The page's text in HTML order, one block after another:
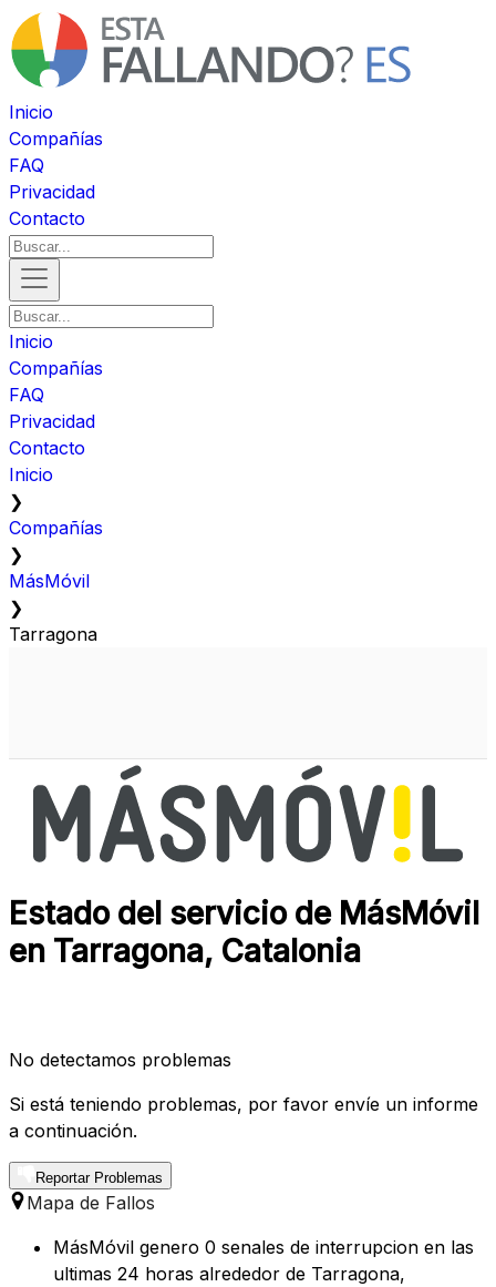
Inicio
Compañías
FAQ
Privacidad
Contacto
Inicio
Compañías
FAQ
Privacidad
Contacto
Inicio
❯
Compañías
❯
MásMóvil
❯
Tarragona
Estado del servicio de MásMóvil
en Tarragona, Catalonia
No detectamos problemas
Si está teniendo problemas, por favor envíe un informe
a continuación.
Reportar Problemas
Mapa de Fallos
MásMóvil genero 0 senales de interrupcion en las
ultimas 24 horas alrededor de Tarragona,